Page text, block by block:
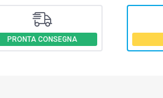
PRONTA CONSEGNA